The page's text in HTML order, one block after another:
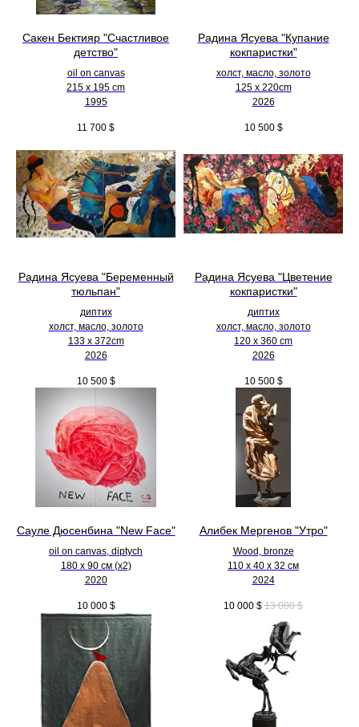
Сакен Бектияр "Счастливое
детство"
oil on canvas
215 x 195 cm
1995
11 700 $
Радина Ясуева "Купание
кокпаристки"
холст, масло, золото
125 х 220cm
2026
10 500 $
Радина Ясуева "Беременный
тюльпан"
диптих
холст, масло, золото
133 х 372cm
2026
10 500 $
Радина Ясуева "Цветение
кокпаристки"
диптих
холст, масло, золото
120 х 360 cm
2026
10 500 $
Сауле Дюсенбина "New Face"
oil on canvas, diptych
180 x 90 см (х2)
2020
10 000 $
Алибек Мергенов "Утро"
Wood, bronze
110 х 40 х 32 см
2024
10 000 $ 13 000 $